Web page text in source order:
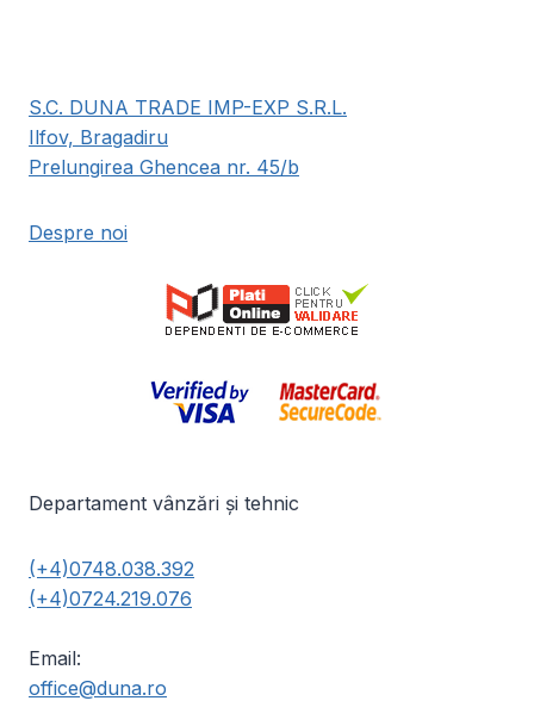
S.C. DUNA TRADE IMP-EXP S.R.L.
Ilfov, Bragadiru
Prelungirea Ghencea nr. 45/b
Despre noi
Departament vânzări și tehnic
(+4)0748.038.392
(+4)0724.219.076
Email:
office@duna.ro